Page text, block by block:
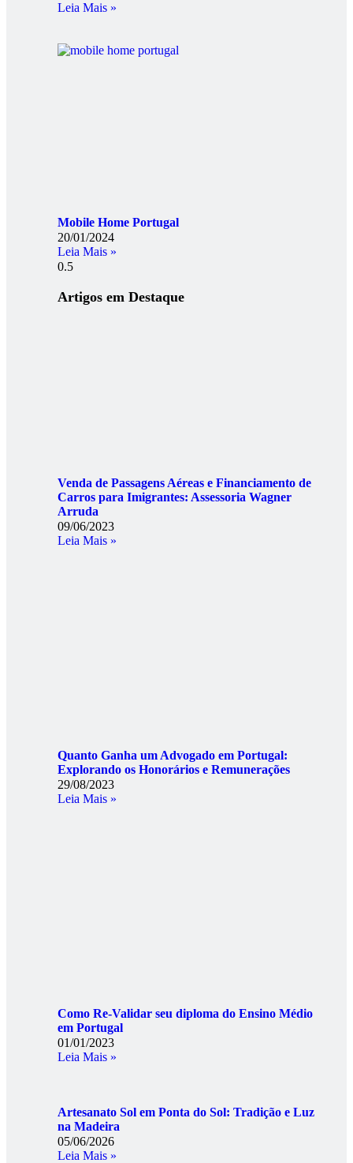
Leia Mais »
Mobile Home Portugal
20/01/2024
Leia Mais »
Artigos em Destaque
Venda de Passagens Aéreas e Financiamento de
Carros para Imigrantes: Assessoria Wagner
Arruda
09/06/2023
Leia Mais »
Quanto Ganha um Advogado em Portugal:
Explorando os Honorários e Remunerações
29/08/2023
Leia Mais »
Como Re-Validar seu diploma do Ensino Médio
em Portugal
01/01/2023
Leia Mais »
Artesanato Sol em Ponta do Sol: Tradição e Luz
na Madeira
05/06/2026
Leia Mais »